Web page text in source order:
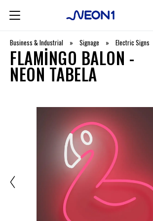
Business & Industrial » Signage » Electric Signs
FLAMINGO BALON -
NEON TABELA